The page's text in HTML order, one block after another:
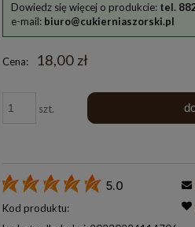
Dowiedz się więcej o produkcie: tel.
e-mail: biuro@cukierniaszorski.pl
Cena: 18,00 zł
szt.
5.0
Kod produktu: